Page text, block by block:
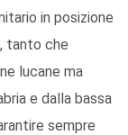
in posizione
tanto che
lucane ma
e dalla bassa
sempre